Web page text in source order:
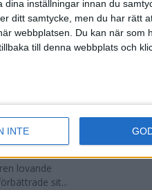
inställningar innan du
ditt samtycke, men du har rätt
webbplatsen. Du kan när som
till denna webbplats och
INTE
största
21
lovande
sit...